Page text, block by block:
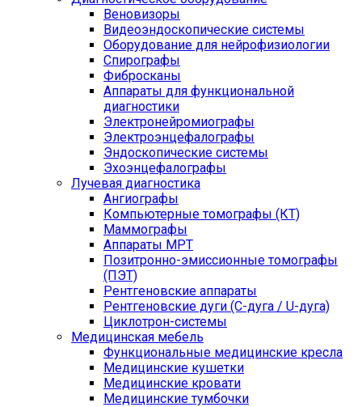
Веновизоры
Видеоэндоскопические системы
Оборудование для нейрофизиологии
Спирографы
Фибросканы
Аппараты для функциональной
диагностики
Электронейромиографы
Электроэнцефалографы
Эндоскопические системы
Эхоэнцефалографы
Лучевая диагностика
Ангиографы
Компьютерные томографы (КТ)
Маммографы
Аппараты МРТ
Позитронно-эмиссионные томографы
(ПЭТ)
Рентгеновские аппараты
Рентгеновские дуги (С-дуга / U-дуга)
Циклотрон-системы
Медицинская мебель
Функциональные медицинские кресла
Медицинские кушетки
Медицинские кровати
Медицинские тумбочки